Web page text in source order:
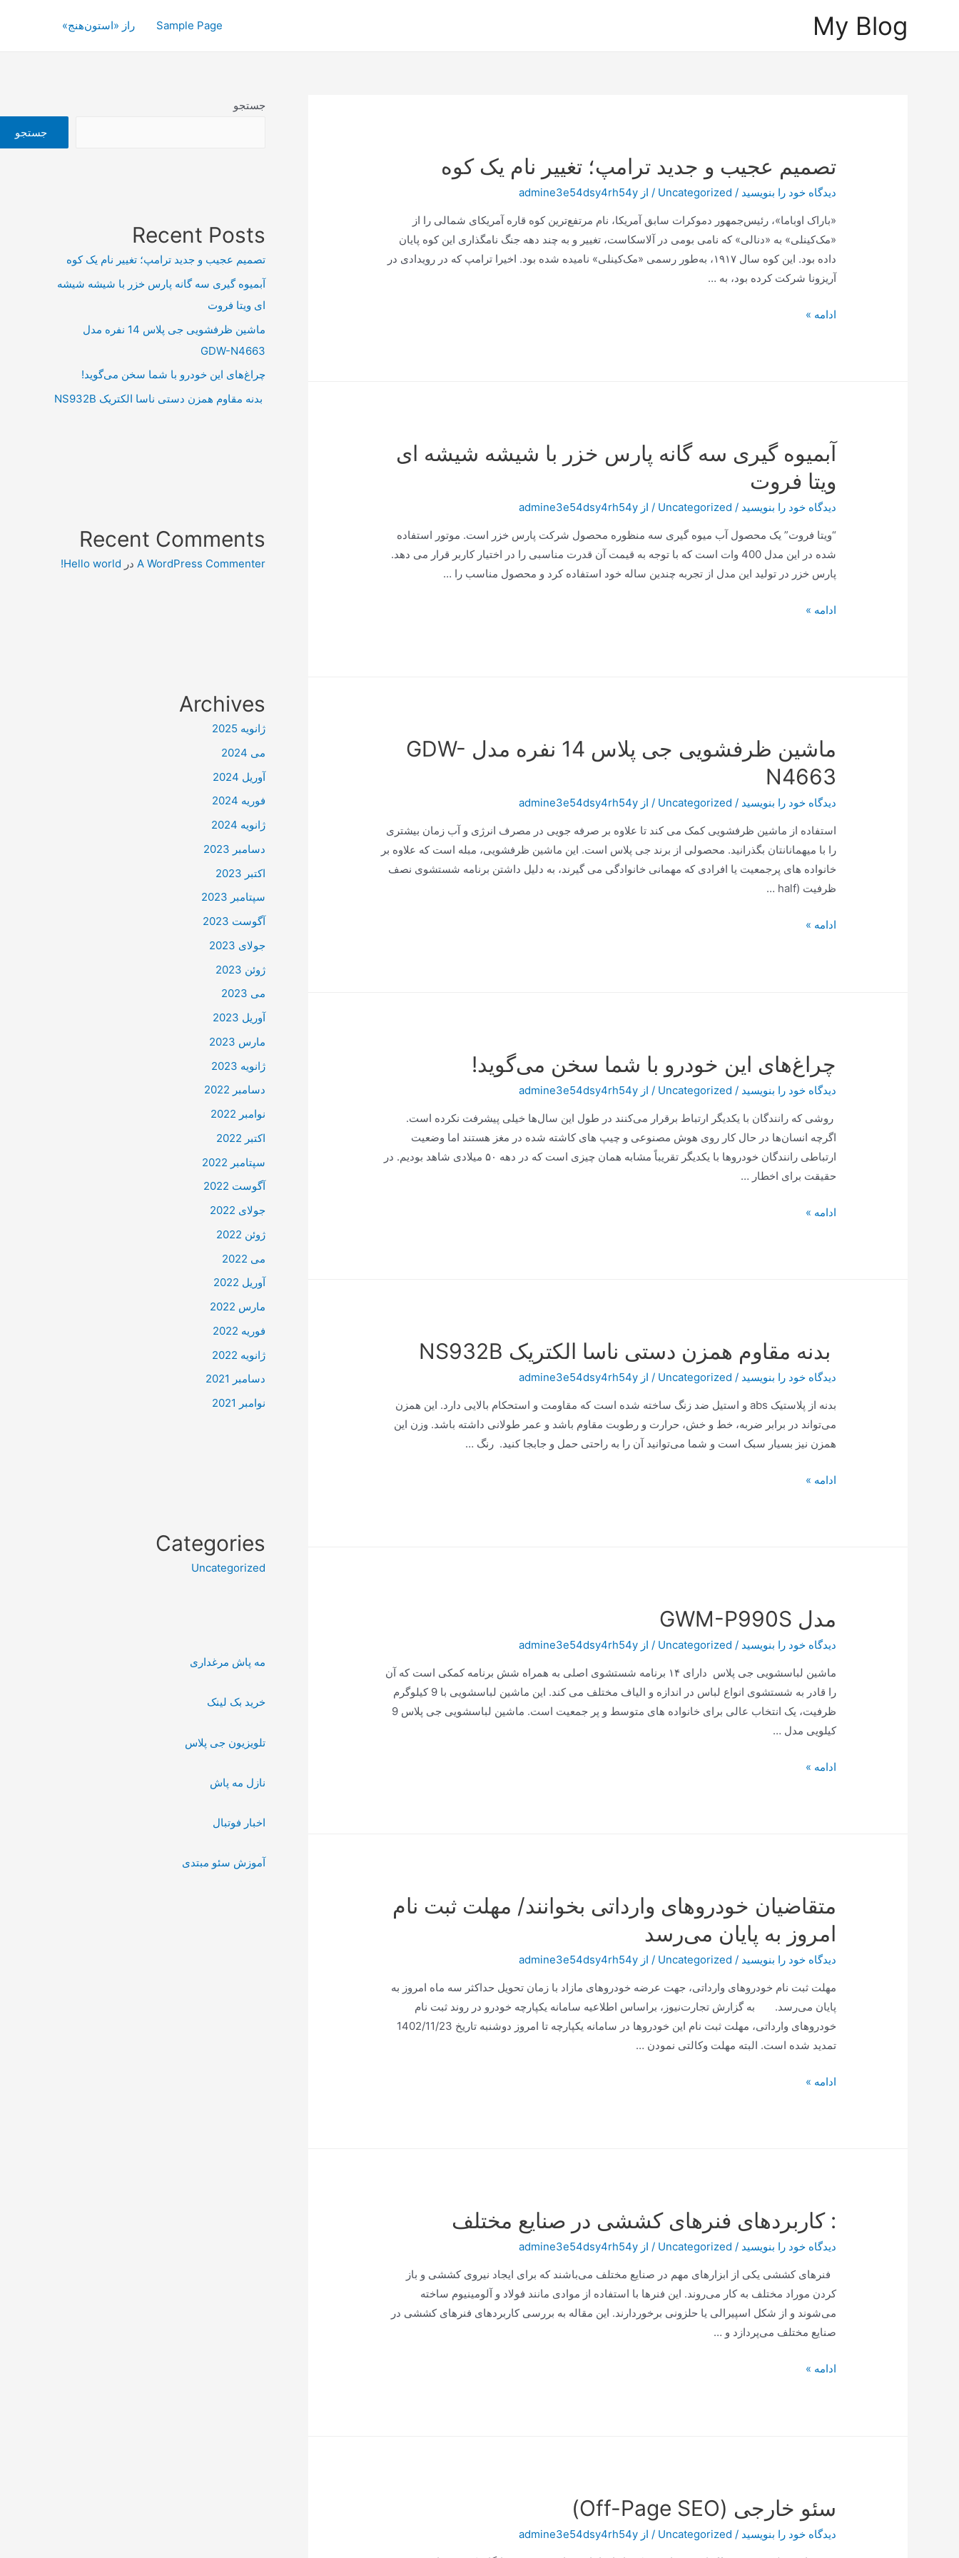
My Blog
Sample Page راز «استون‌هنج»
تصمیم عجیب و جدید ترامپ؛ تغییر نام یک کوه
دیدگاه‌ خود را بنویسید /
Uncategorized / از admine3e54dsy4rh54y
«باراک اوباما»، رئیس‌جمهور دموکرات سابق آمریکا، نام مرتفع‌ترین کوه قاره آمریکای شمالی را از
«مک‌کینلی» به «دنالی» که نامی بومی در آلاسکاست، تغییر و به چند دهه جنگ نامگذاری این کوه پایان
داده بود. این کوه سال ۱۹۱۷، به‌طور رسمی «مک‌کینلی» نامیده شده بود. اخیرا ترامپ که در رویدادی در
آریزونا شرکت کرده بود، به …
تصمیم
یک
کوه
ادامه »
آبمیوه گیری سه گانه پارس خزر با شیشه شیشه ای
ویتا فروت
دیدگاه‌ خود را بنویسید /
Uncategorized / از admine3e54dsy4rh54y
“ویتا فروت” یک محصول آب میوه گیری سه منظوره محصول شرکت پارس خزر است. موتور استفاده
شده در این مدل 400 وات است که با توجه به قیمت آن قدرت مناسبی را در اختیار کاربر قرار می دهد.
پارس خزر در تولید این مدل از تجربه چندین ساله خود استفاده کرد و محصول مناسب را …
آبمیوه
شیشه
ای
ویتا
ادامه »
ماشین ظرفشویی جی پلاس 14 نفره مدل GDW-
N4663
دیدگاه‌ خود را بنویسید /
Uncategorized / از admine3e54dsy4rh54y
استفاده از ماشین ظرفشویی کمک می کند تا علاوه بر صرفه جویی در مصرف انرژی و آب زمان بیشتری
را با میهمانانتان بگذرانید. محصولی از برند جی پلاس است. این ماشین ظرفشویی، مبله است که علاوه بر
خانواده‌ های پرجمعیت یا افرادی که مهمانی خانوادگی می‌ گیرند، به دلیل داشتن برنامه شستشوی نصف
ظرفیت (half …
ماشین
GDW-
N4663
ادامه »
چراغ‌های این خودرو با شما سخن می‌گوید!
دیدگاه‌ خود را بنویسید /
Uncategorized / از admine3e54dsy4rh54y
روشی که رانندگان با یکدیگر ارتباط برقرار می‌کنند در طول این سال‌ها خیلی پیشرفت نکرده است.
اگرچه انسان‌ها در حال کار روی هوش مصنوعی و چیپ های کاشته شده در مغز هستند اما وضعیت
ارتباطی رانندگان خودروها با یکدیگر تقریباً مشابه همان چیزی است که در دهه ۵۰ میلادی شاهد بودیم. در
حقیقت برای اخطار …
چراغ‌های
ادامه »
بدنه مقاوم همزن دستی ناسا الکتریک NS932B
دیدگاه‌ خود را بنویسید /
Uncategorized / از admine3e54dsy4rh54y
بدنه از پلاستیک abs و استیل ضد زنگ ساخته شده است که مقاومت و استحکام بالایی دارد. این همزن
می‌تواند در برابر ضربه، خط و خش، حرارت و رطوبت مقاوم باشد و عمر طولانی داشته باشد. وزن این
همزن نیز بسیار سبک است و شما می‌توانید آن را به راحتی حمل و جابجا کنید. رنگ …
بدنه
ادامه »
مدل GWM-P990S
دیدگاه‌ خود را بنویسید /
Uncategorized / از admine3e54dsy4rh54y
ماشین لباسشویی جی پلاس دارای ۱۴ برنامه شستشوی اصلی به همراه شش برنامه کمکی است که آن
را قادر به شستشوی انواع لباس در اندازه و الیاف مختلف می کند. این ماشین لباسشویی با 9 کیلوگرم
ظرفیت، یک انتخاب عالی برای خانواده های متوسط و پر جمعیت است. ماشین لباسشویی جی پلاس 9
کیلویی مدل …
مدل
ادامه »
متقاضیان خودروهای وارداتی بخوانند/ مهلت ثبت نام
امروز به پایان می‌رسد
دیدگاه‌ خود را بنویسید /
Uncategorized / از admine3e54dsy4rh54y
مهلت ثبت نام خودروهای وارداتی، جهت عرضه خودروهای مازاد با زمان تحویل حداکثر سه ماه امروز به
پایان می‌رسد. به گزارش تجارت‌نیوز، براساس اطلاعیه سامانه یکپارچه خودرو در روند ثبت نام
خودروهای وارداتی، مهلت ثبت نام این خودروها در سامانه یکپارچه تا امروز دوشنبه تاریخ 1402/11/23
تمدید شده است. البته مهلت وکالتی نمودن …
متقاضیان
امروز
پایان
می‌رسد
ادامه »
: کاربردهای فنرهای کششی در صنایع مختلف
دیدگاه‌ خود را بنویسید /
Uncategorized / از admine3e54dsy4rh54y
فنرهای کششی یکی از ابزارهای مهم در صنایع مختلف می‌باشند که برای ایجاد نیروی کششی و باز
کردن موراد مختلف به کار می‌روند. این فنرها با استفاده از موادی مانند فولاد و آلومینیوم ساخته
می‌شوند و از شکل اسپیرالی یا حلزونی برخوردارند. این مقاله به بررسی کاربردهای فنرهای کششی در
صنایع مختلف می‌پردازد و …
:ادامه »
سئو خارجی (Off-Page SEO)
دیدگاه‌ خود را بنویسید /
Uncategorized / از admine3e54dsy4rh54y
جستجو
جستجو
Recent Posts
تصمیم عجیب و جدید ترامپ؛ تغییر نام یک کوه
آبمیوه گیری سه گانه پارس خزر با شیشه شیشه
ای ویتا فروت
ماشین ظرفشویی جی پلاس 14 نفره مدل
GDW-N4663
چراغ‌های این خودرو با شما سخن می‌گوید!
بدنه مقاوم همزن دستی ناسا الکتریک NS932B
Recent Comments
A WordPress Commenter در Hello world!
Archives
ژانویه 2025
می 2024
آوریل 2024
فوریه 2024
ژانویه 2024
دسامبر 2023
اکتبر 2023
سپتامبر 2023
آگوست 2023
جولای 2023
ژوئن 2023
می 2023
آوریل 2023
مارس 2023
ژانویه 2023
دسامبر 2022
نوامبر 2022
اکتبر 2022
سپتامبر 2022
آگوست 2022
جولای 2022
ژوئن 2022
می 2022
آوریل 2022
مارس 2022
فوریه 2022
ژانویه 2022
دسامبر 2021
نوامبر 2021
Categories
Uncategorized
مه پاش مرغداری
خرید بک لینک
تلویزیون جی پلاس
نازل مه پاش
اخبار فوتبال
آموزش سئو مبتدی